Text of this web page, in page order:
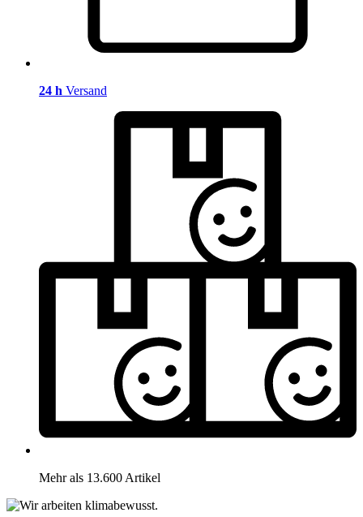
24 h Versand
Mehr als 13.600 Artikel